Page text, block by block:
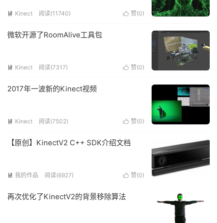
 赞(0)
 Kinect 阅读(11740)
微软开源了RoomAlive工具包
 赞(0)
 Kinect 阅读(7317)
2017年一波新的Kinect视频
 赞(0)
 Kinect 阅读(7502)
【原创】KinectV2 C++ SDK介绍文档
 赞(0)
 我的作品 阅读(6927)
再次优化了KinectV2的背景移除算法